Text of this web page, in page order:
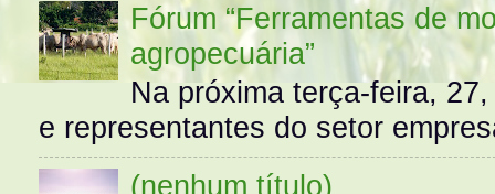
Fórum “Ferramentas de
agropecuária”
Na próxima terça-feira,
e representantes do setor
(nenhum título)